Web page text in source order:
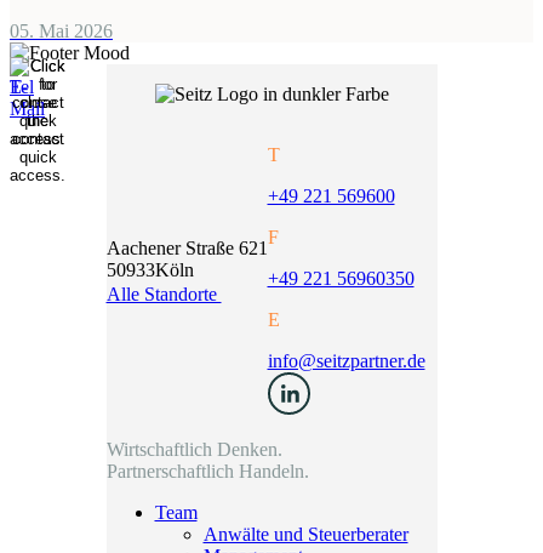
05. Mai 2026
Aachener Straße 621
50933Köln
Alle Standorte
T
+49 221 569600
F
+49 221 56960350
E
info@seitzpartner.de
Wirtschaftlich Denken.
Partnerschaftlich Handeln.
Team
Anwälte und Steuerberater